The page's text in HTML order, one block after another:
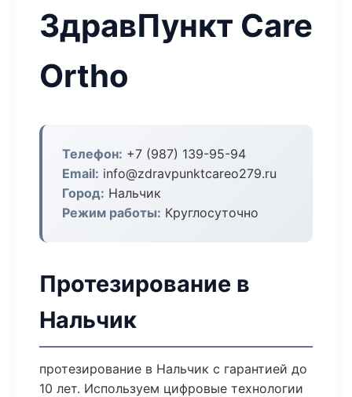
ЗдравПункт Care
Ortho
Телефон: +7 (987) 139-95-94
Email: info@zdravpunktcareo279.ru
Город: Нальчик
Режим работы: Круглосуточно
Протезирование в
Нальчик
протезирование в Нальчик с гарантией до
10 лет. Используем цифровые технологии